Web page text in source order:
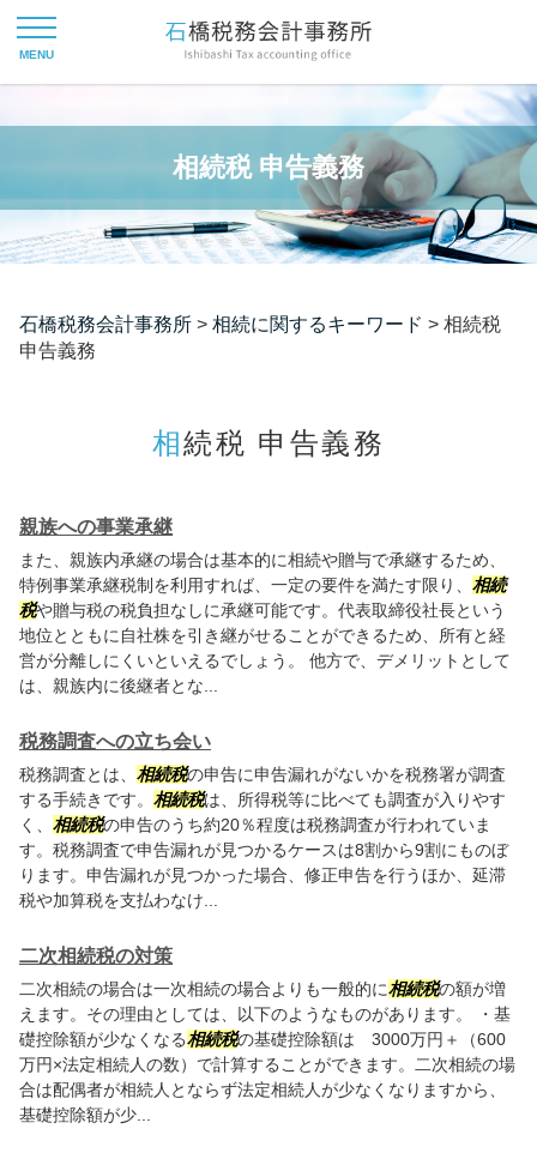
相続税 申告義務
石橋税務会計事務所 > 相続に関するキーワード > 相続税
申告義務
相続税 申告義務
親族への事業承継
また、親族内承継の場合は基本的に相続や贈与で承継するため、
特例事業承継税制を利用すれば、一定の要件を満たす限り、 相続
税や贈与税の税負担なしに承継可能です。代表取締役社長という
地位とともに自社株を引き継がせることができるため、所有と経
営が分離しにくいといえるでしょう。 他方で、デメリットとして
は、親族内に後継者とな...
税務調査への立ち会い
税務調査とは、 相続税の申告に申告漏れがないかを税務署が調査
する手続きです。 相続税は、所得税等に比べても調査が入りやす
く、 相続税の申告のうち約20％程度は税務調査が行われていま
す。税務調査で申告漏れが見つかるケースは8割から9割にものぼ
ります。申告漏れが見つかった場合、修正申告を行うほか、延滞
税や加算税を支払わなけ...
二次相続税の対策
二次相続の場合は一次相続の場合よりも一般的に相続税の額が増
えます。その理由としては、以下のようなものがあります。 ・基
礎控除額が少なくなる相続税の基礎控除額は 3000万円＋（600
万円×法定相続人の数）で計算することができます。二次相続の場
合は配偶者が相続人とならず法定相続人が少なくなりますから、
基礎控除額が少...